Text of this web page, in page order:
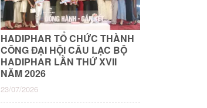
HADIPHAR TỔ CHỨC THÀNH
CÔNG ĐẠI HỘI CÂU LẠC BỘ
HADIPHAR LẦN THỨ XVII
NĂM 2026
23/07/2026